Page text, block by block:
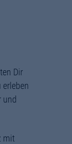
Dir
erleben
und
mit